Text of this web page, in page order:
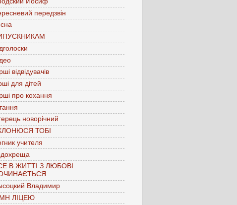
передзвін
відвідувачів
для дітей
про кохання
новорічний
ТОБІ
учителя
В ЖИТТІ З ЛЮБОВІ
Владимир
ЛІЦЕЮ